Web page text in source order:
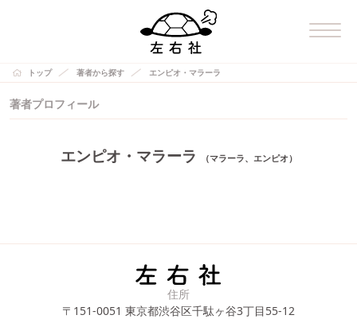
トップ 著者から探す エンピオ・マラーラ
著者プロフィール
エンピオ・マラーラ （マラーラ、エンピオ）
住所
〒151-0051 東京都渋谷区千駄ヶ谷3丁目55-12